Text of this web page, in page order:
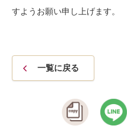
すようお願い申し上げます。
一覧に戻る